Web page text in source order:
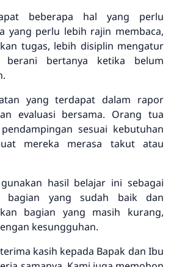
beberapa hal yang perlu
yang perlu lebih rajin membaca,
tugas, lebih disiplin mengatur
bertanya ketika belum
yang terdapat dalam rapor
evaluasi bersama. Orang tua
sesuai kebutuhan
mereka merasa takut atau
hasil belajar ini sebagai
bagian yang sudah baik dan
bagian yang masih kurang,
kesungguhan.
kasih kepada Bapak dan Ibu